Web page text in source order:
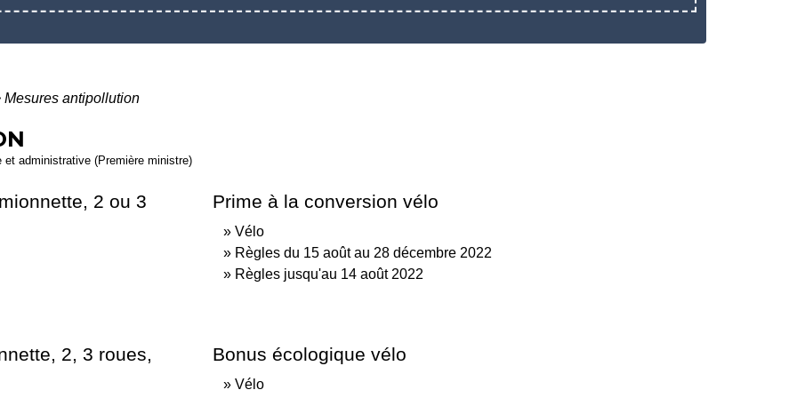
Mesures antipollution
administrative (Première ministre)
2 ou 3 Prime à la conversion vélo
Vélo
Règles du 15 août au 28 décembre 2022
Règles jusqu'au 14 août 2022
2, 3 roues, Bonus écologique vélo
Vélo